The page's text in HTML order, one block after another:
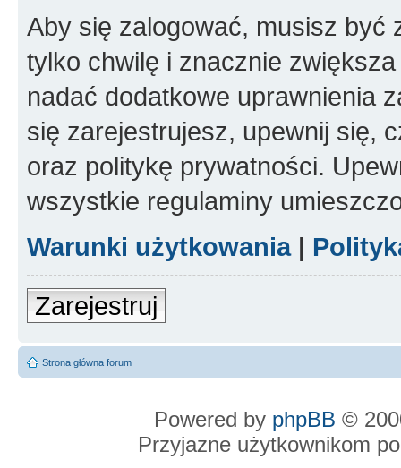
Aby się zalogować, musisz być
tylko chwilę i znacznie
nadać dodatkowe uprawnienia
się zarejestrujesz, upewnij się,
oraz politykę prywatności.
wszystkie regulaminy
Warunki użytkowania|
Zarejestruj
Strona główna forum
Powered by phpBB ©
Przyjazne użytkownikom